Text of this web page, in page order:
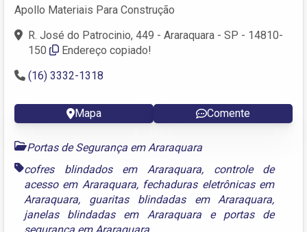
Apollo Materiais Para Construção
R. José do Patrocinio, 449 - Araraquara - SP - 14810-
150
Endereço copiado!
(16) 3332-1318
Mapa Comente
Portas de Segurança em Araraquara
cofres blindados em Araraquara, controle de
acesso em Araraquara, fechaduras eletrônicas em
Araraquara, guaritas blindadas em Araraquara,
janelas blindadas em Araraquarae portas de
segurança em Araraquara